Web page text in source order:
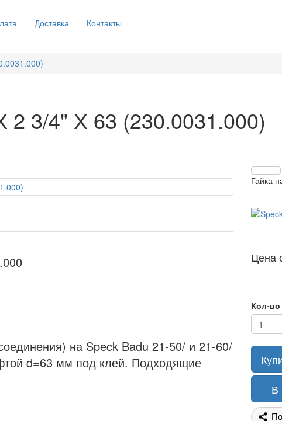
Доставка Контакты
2 3/4" Х 63 (230.0031.000)
на Speck Badu 21-50/ и 21-60/
d=63 мм под клей. Подходящие
Гайка
Цена
Кол-во
В